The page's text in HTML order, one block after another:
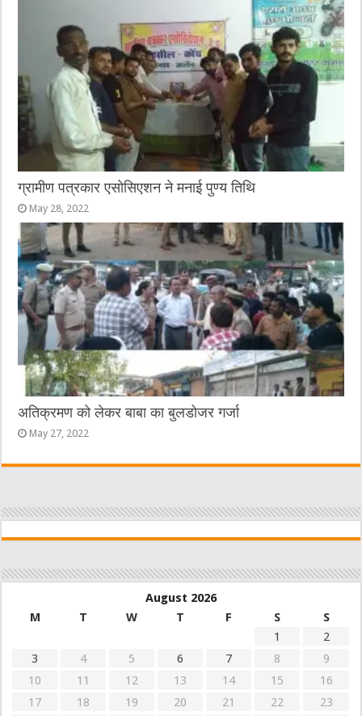
ग्रामीण पत्रकार एसोसिएशन ने मनाई पुण्य तिथि
May 28, 2022
अतिक्रमण को लेकर बाबा का बुलडोजर गर्जा
May 27, 2022
August 2026
M
T W T F S
S
1
2
3
4 5 6 7 8
9
10
11 12 13 14 15
16
17
18 19 20 21 22
23